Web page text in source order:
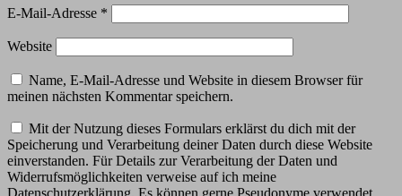
E-Mail-Adresse *
Website
Name, E-Mail-Adresse und Website in diesem Browser für
meinen nächsten Kommentar speichern.
Mit der Nutzung dieses Formulars erklärst du dich mit der
Speicherung und Verarbeitung deiner Daten durch diese Website
einverstanden. Für Details zur Verarbeitung der Daten und
Widerrufsmöglichkeiten verweise auf ich meine